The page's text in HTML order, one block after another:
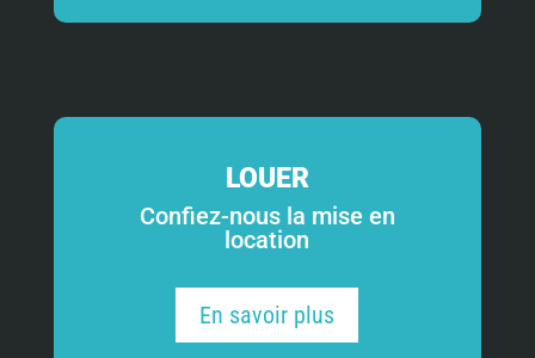
LOUER
Confiez-nous la mise en
location
En savoir plus